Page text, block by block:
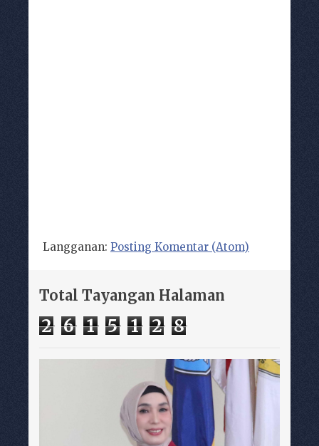
Langganan: Posting Komentar (Atom)
Total Tayangan Halaman
2 6 1 5 1 2 8